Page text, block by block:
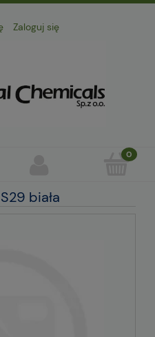
Zaloguj się
biała